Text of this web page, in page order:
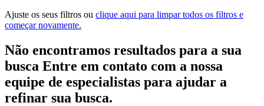
Ajuste os seus filtros ou clique aqui para limpar todos os filtros e
começar novamente.
Não encontramos resultados para a sua
busca Entre em contato com a nossa
equipe de especialistas para ajudar a
refinar sua busca.